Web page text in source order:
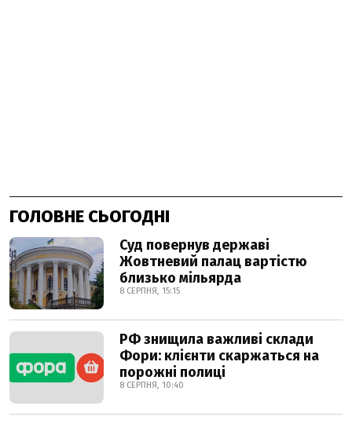
ГОЛОВНЕ СЬОГОДНІ
Суд повернув державі
Жовтневий палац вартістю
близько мільярда
8 СЕРПНЯ, 15:15
РФ знищила важливі склади
Фори: клієнти скаржаться на
порожні полиці
8 СЕРПНЯ, 10:40